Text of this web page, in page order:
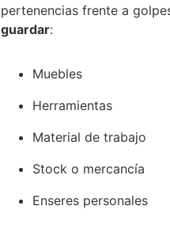
pertenencias frente a
guardar:
Muebles
Herramientas
Material de trabajo
Stock o mercancía
Enseres personales